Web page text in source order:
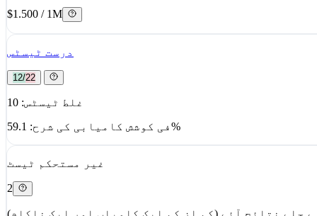
$1.500 / 1M
درست ٹیسٹس
12/22
غلط ٹیسٹس: 10
فی کوشش کامیابی کی شرح: 59.1%
غیر مستحکم ٹیسٹ
2